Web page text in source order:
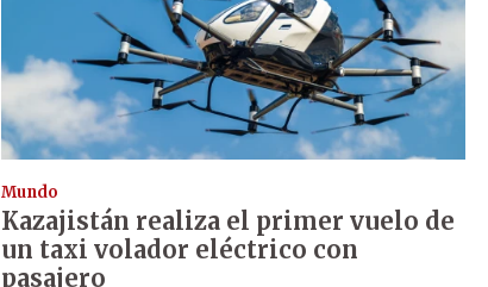
Mundo
Kazajistán realiza el primer vuelo de
un taxi volador eléctrico con
pasajero